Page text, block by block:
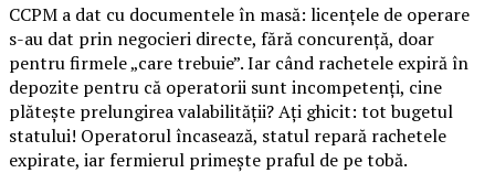
CCPM a dat cu documentele în masă: licențele de operare
s-au dat prin negocieri directe, fără concurență, doar
pentru firmele „care trebuie”. Iar când rachetele expiră în
depozite pentru că operatorii sunt incompetenți, cine
plătește prelungirea valabilității? Ați ghicit: tot bugetul
statului! Operatorul încasează, statul repară rachetele
expirate, iar fermierul primește praful de pe tobă.